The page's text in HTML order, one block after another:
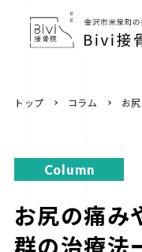
トップ コラム
Column
お尻の痛み
群の治療法